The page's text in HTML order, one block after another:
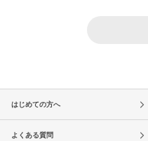
はじめての方へ
よくある質問